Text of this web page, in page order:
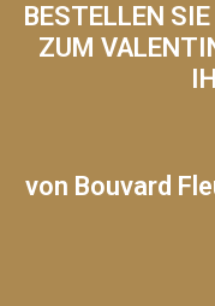
BESTELLEN SIE
UM
von Bouvard